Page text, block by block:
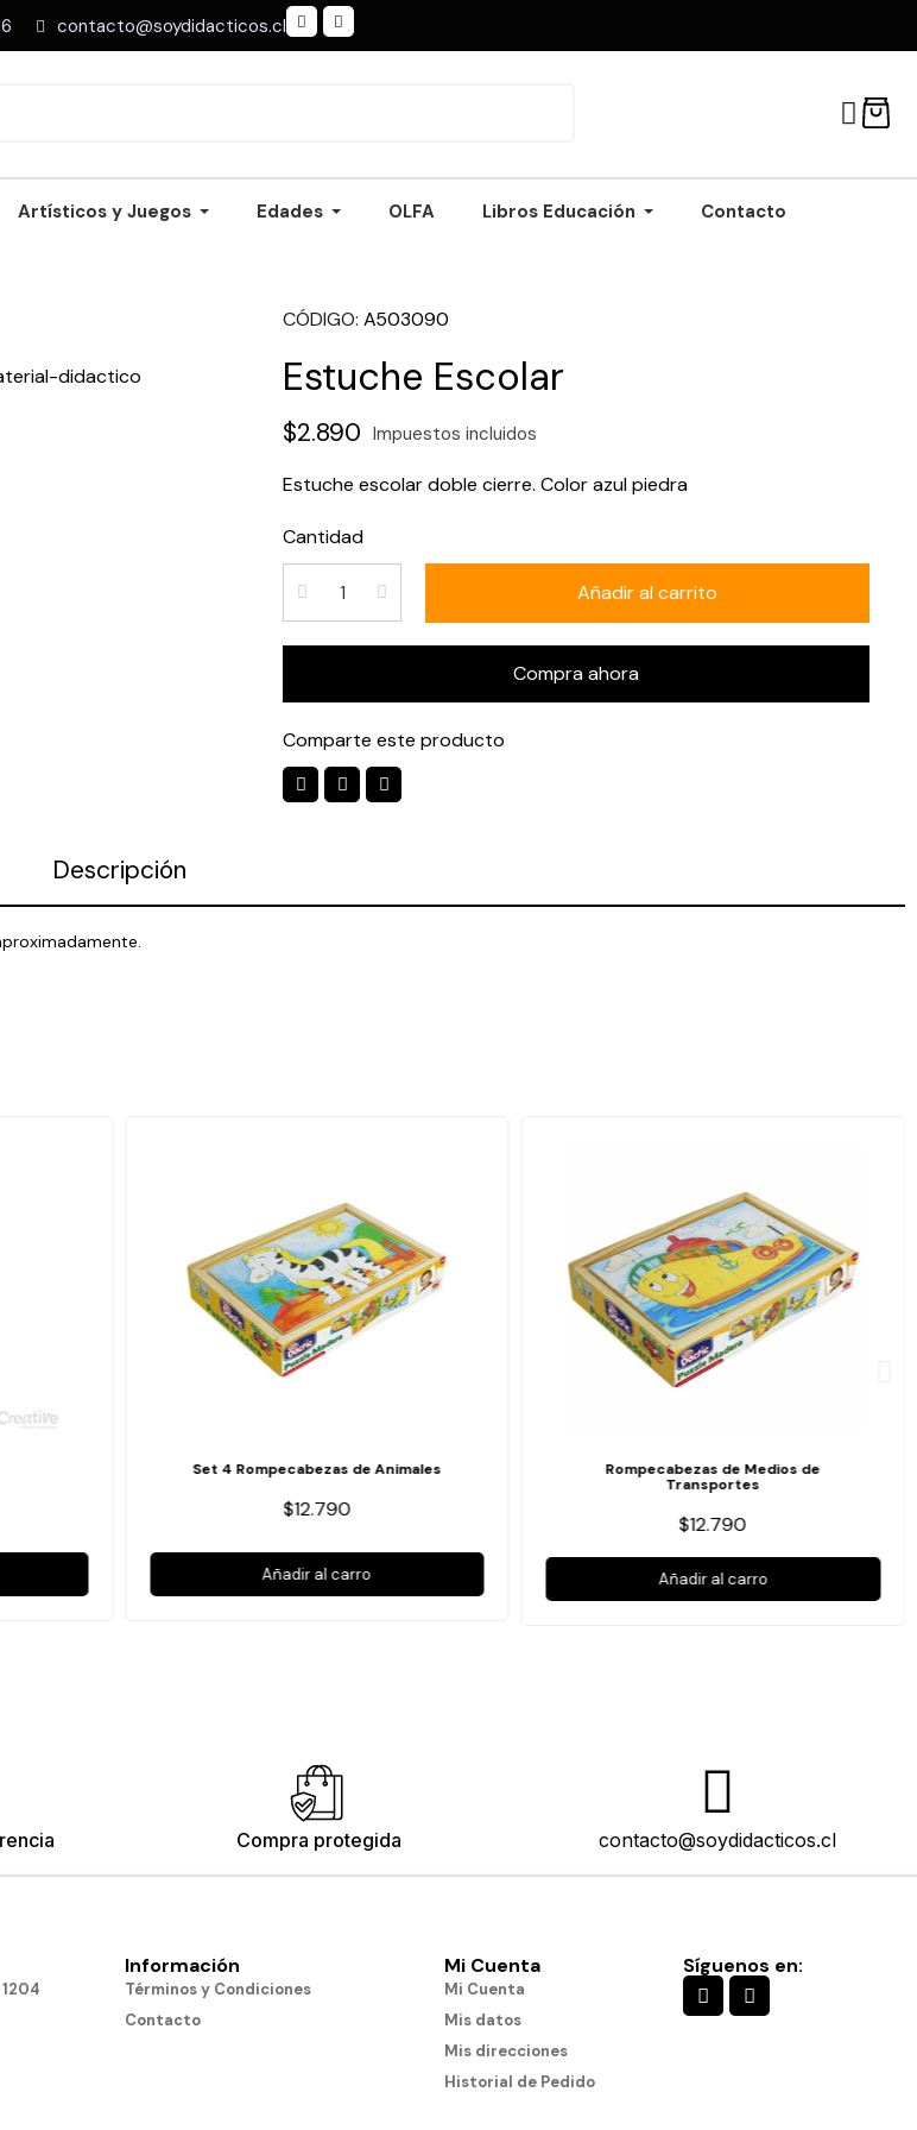
contacto@soydidacticos.cl
Artísticos y Juegos Edades OLFA Libros Educación Contacto
CÓDIGO A503090
Estuche Escolar
$2.890 Impuestos incluidos
Estuche escolar doble cierre. Color azul piedra
Cantidad
Añadir al carrito
Compra ahora
Comparte este producto
Descripción
Set 4 Rompecabezas de Animales
$12.790
Añadir al carro
Rompecabezas de Medios de
Transportes
$12.790
Añadir al carro
Compra protegida contacto@soydidacticos.cl
Información
Términos y Condiciones
Contacto
Mi Cuenta
Mi Cuenta
Mis datos
Mis direcciones
Historial de Pedido
Síguenos en: